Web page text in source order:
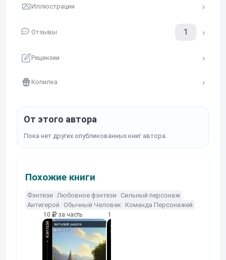
Иллюстрации
Отзывы 1
Рецензии
Копилка
От этого автора
Пока нет других опубликованных книг автора.
Похожие книги
Фэнтези Любовное фэнтези
Сильный персонаж
Антигерой
Обычный Человек Команда Персонажей
10 за часть 10